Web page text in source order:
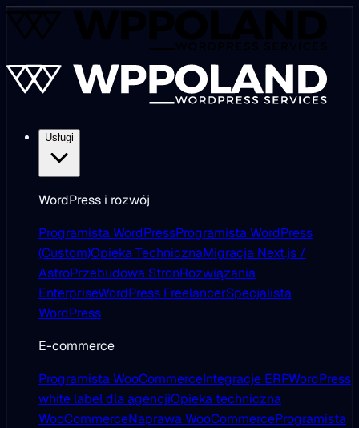
Usługi
WordPress i rozwój
Programista WordPressProgramista WordPress
(Custom)Opieka TechnicznaMigracja Next.js /
AstroPrzebudowa StronRozwiązania
EnterpriseWordPress FreelancerSpecjalista
WordPress
E-commerce
Programista WooCommerceIntegracje ERPWordPress
white label dla agencjiOpieka techniczna
WooCommerceNaprawa WooCommerceProgramista